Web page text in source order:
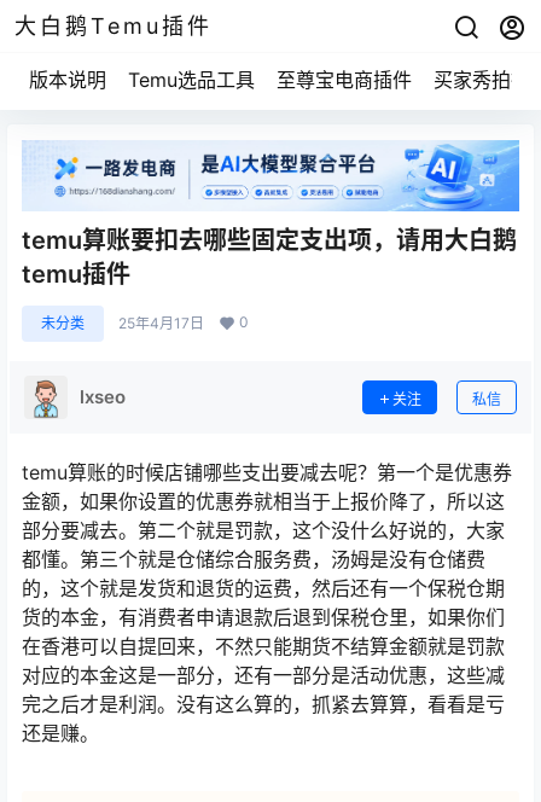
大白鹅Temu插件
版本说明 Temu选品工具 至尊宝电商插件 买家秀拍摄
temu算账要扣去哪些固定支出项，请用大白鹅
temu插件
未分类 25年4月17日 0
lxseo 关注 私信
temu算账的时候店铺哪些支出要减去呢？第一个是优惠券
金额，如果你设置的优惠券就相当于上报价降了，所以这
部分要减去。第二个就是罚款，这个没什么好说的，大家
都懂。第三个就是仓储综合服务费，汤姆是没有仓储费
的，这个就是发货和退货的运费，然后还有一个保税仓期
货的本金，有消费者申请退款后退到保税仓里，如果你们
在香港可以自提回来，不然只能期货不结算金额就是罚款
对应的本金这是一部分，还有一部分是活动优惠，这些减
完之后才是利润。没有这么算的，抓紧去算算，看看是亏
还是赚。